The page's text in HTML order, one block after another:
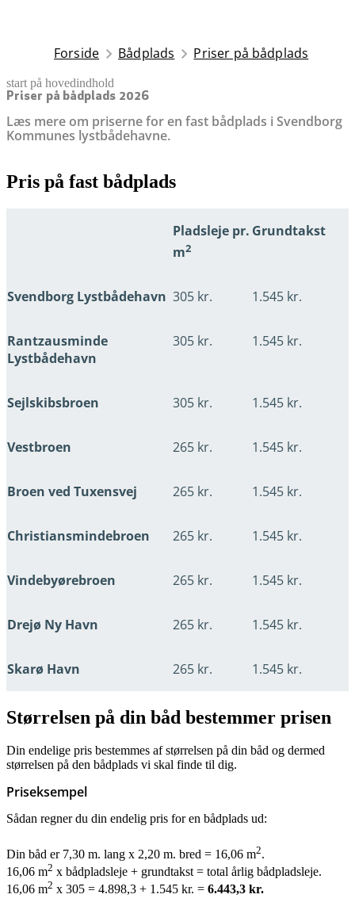
Forside Bådplads Priser på bådplads
start på hovedindhold
Priser på bådplads 2026
Læs mere om priserne for en fast bådplads i Svendborg
Kommunes lystbådehavne.
senest opdateret 10. juni 2026
Pris på fast bådplads
Pladsleje pr.
m2
Grundtakst
Svendborg Lystbådehavn 305 kr. 1.545 kr.
Rantzausminde
Lystbådehavn
305 kr. 1.545 kr.
Sejlskibsbroen 305 kr. 1.545 kr.
Vestbroen 265 kr. 1.545 kr.
Broen ved Tuxensvej 265 kr. 1.545 kr.
Christiansmindebroen 265 kr. 1.545 kr.
Vindebyørebroen 265 kr. 1.545 kr.
Drejø Ny Havn 265 kr. 1.545 kr.
Skarø Havn 265 kr. 1.545 kr.
Størrelsen på din båd bestemmer prisen
Din endelige pris bestemmes af størrelsen på din båd og dermed
størrelsen på den bådplads vi skal finde til dig.
Priseksempel
Sådan regner du din endelig pris for en bådplads ud:
Din båd er 7,30 m. lang x 2,20 m. bred = 16,06 m2.
16,06 m2 x bådpladsleje + grundtakst = total årlig bådpladsleje.
16,06 m2 x 305 = 4.898,3 + 1.545 kr. = 6.443,3 kr.